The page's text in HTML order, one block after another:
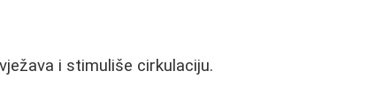
i stimuliše cirkulaciju.